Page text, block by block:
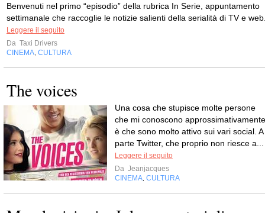
Benvenuti nel primo “episodio” della rubrica In Serie, appuntamento
settimanale che raccoglie le notizie salienti della serialità di TV e
Leggere il seguito
Da Taxi Drivers
CINEMA CULTURA
The voices
Una cosa che stupisce molte persone
che mi conoscono approssimativamente
è che sono molto attivo sui vari social. A
parte Twitter, che proprio non riesce a...
Leggere il seguito
Da Jeanjacques
CINEMA CULTURA